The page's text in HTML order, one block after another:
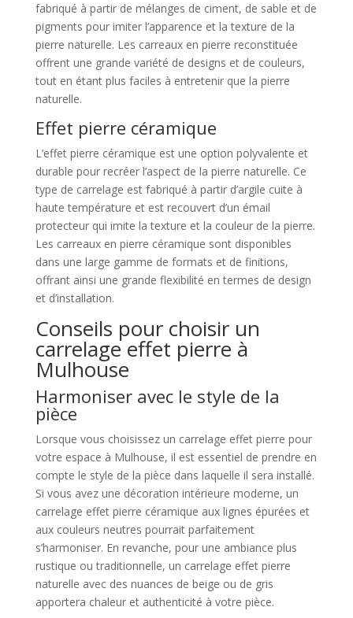
fabriqué à partir de mélanges de ciment, de sable et de
pigments pour imiter l’apparence et la texture de la
pierre naturelle. Les carreaux en pierre reconstituée
offrent une grande variété de designs et de couleurs,
tout en étant plus faciles à entretenir que la pierre
naturelle.
Effet pierre céramique
L’effet pierre céramique est une option polyvalente et
durable pour recréer l’aspect de la pierre naturelle. Ce
type de carrelage est fabriqué à partir d’argile cuite à
haute température et est recouvert d’un émail
protecteur qui imite la texture et la couleur de la pierre.
Les carreaux en pierre céramique sont disponibles
dans une large gamme de formats et de finitions,
offrant ainsi une grande flexibilité en termes de design
et d’installation.
Conseils pour choisir un
carrelage effet pierre à
Mulhouse
Harmoniser avec le style de la
pièce
Lorsque vous choisissez un carrelage effet pierre pour
votre espace à Mulhouse, il est essentiel de prendre en
compte le style de la pièce dans laquelle il sera installé.
Si vous avez une décoration intérieure moderne, un
carrelage effet pierre céramique aux lignes épurées et
aux couleurs neutres pourrait parfaitement
s’harmoniser. En revanche, pour une ambiance plus
rustique ou traditionnelle, un carrelage effet pierre
naturelle avec des nuances de beige ou de gris
apportera chaleur et authenticité à votre pièce.